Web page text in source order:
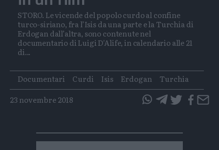
STORO. Le vicende del popolo curdo al confine
turco-siriano, fra l’Isis da una parte e la Turchia di
Erdogan dall’altra, sono contenute nel
documentario di Luigi D'Alife, in calendario alle 21
di...
Tags
Documentari Curdi Isis Erdogan
Turchia
23 novembre 2018
su
Whatsapp
su
Telegram